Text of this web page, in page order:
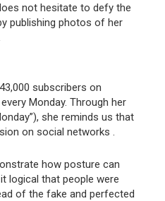
not hesitate to defy the
publishing photos of her
subscribers on
Monday. Through her
she reminds us that
on social networks .
how posture can
logical that people were
of the fake and perfected